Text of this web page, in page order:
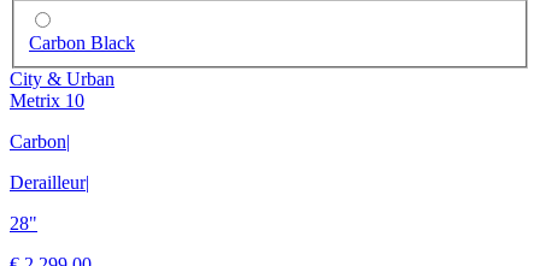
Carbon Black
City & Urban
Metrix 10
Carbon|
Derailleur|
28"